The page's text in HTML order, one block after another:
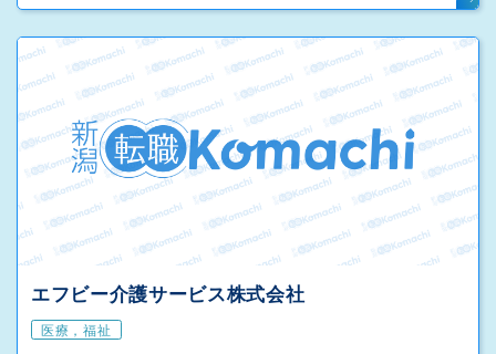
エフビー介護サービス株式会社
医療，福祉